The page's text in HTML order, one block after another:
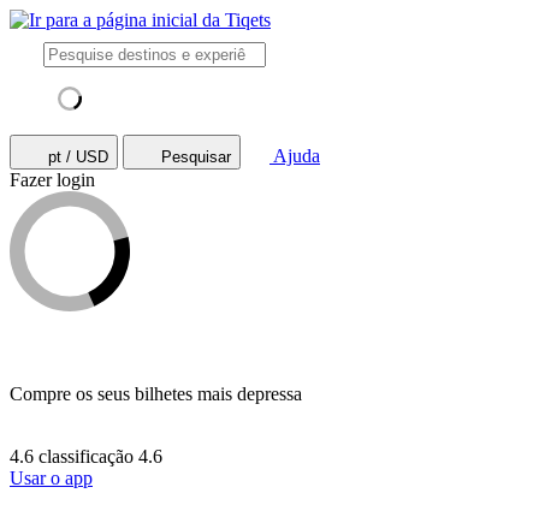
pt / USD Pesquisar
Ajuda
Fazer login
Compre os seus bilhetes mais depressa
4.6 classificação 4.6
Usar o app